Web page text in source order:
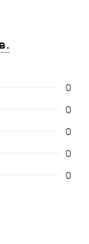
.
0
0
0
0
0